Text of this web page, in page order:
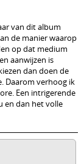
van dit album
de manier waarop
op dat medium
aanwijzen is
dan doen de
Daarom verhoog ik
Een intrigerende
en dan het volle